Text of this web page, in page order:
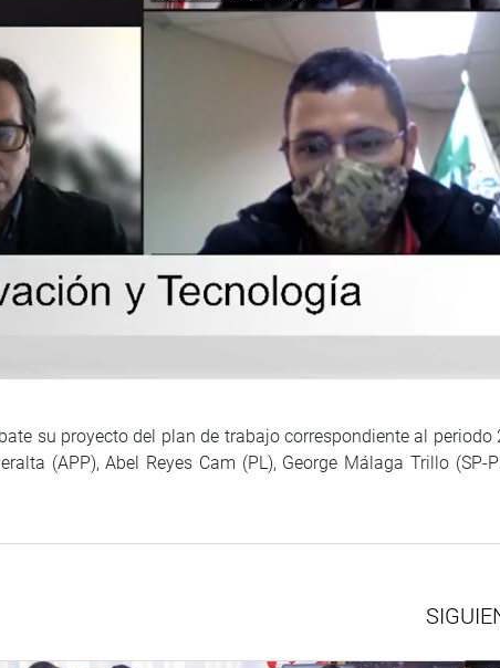
su proyecto del plan de trabajo correspondiente al periodo
(APP), Abel Reyes Cam (PL), George Málaga Trillo (SP-